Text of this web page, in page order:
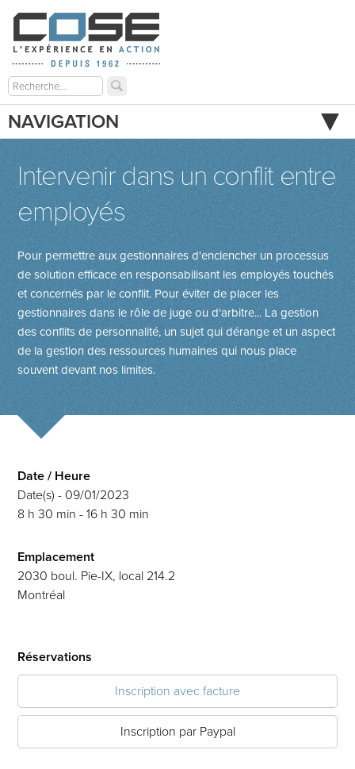
NAVIGATION
Intervenir dans un conflit entre
employés
Pour permettre aux gestionnaires d'enclencher un processus
de solution efficace en responsabilisant les employés touchés
et concernés par le conflit. Pour éviter de placer les
gestionnaires dans le rôle de juge ou d'arbitre... La gestion
des conflits de personnalité, un sujet qui dérange et un aspect
de la gestion des ressources humaines qui nous place
souvent devant nos limites.
Date / Heure
Date(s) - 09/01/2023
8 h 30 min - 16 h 30 min
Emplacement
2030 boul. Pie-IX, local 214.2
Montréal
Réservations
Inscription avec facture
Inscription par Paypal